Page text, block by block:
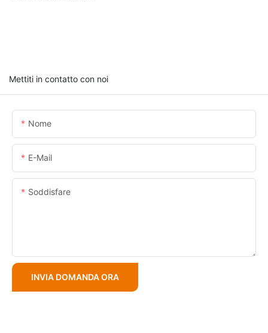
Mettiti in contatto con noi
Nome
E-Mail
Soddisfare
INVIA DOMANDA ORA